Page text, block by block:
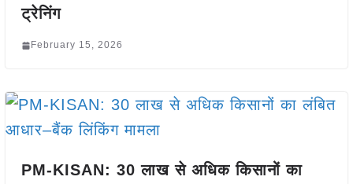
ट्रेनिंग
February 15, 2026
PM-KISAN: 30 लाख से अधिक किसानों का